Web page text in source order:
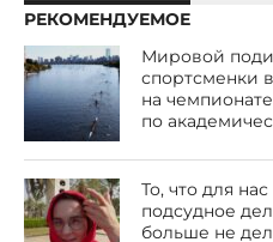
РЕКОМЕНДУЕМОЕ
Мировой
спортсменки
на
по
То, что для
подсудное
больше не